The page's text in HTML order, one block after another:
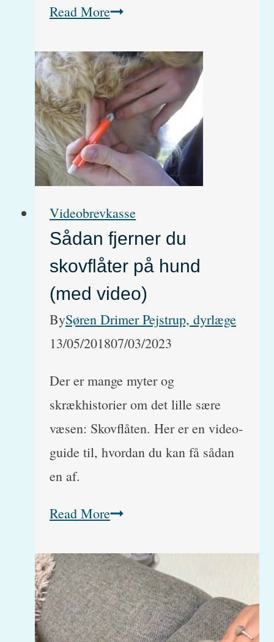
Read MoreRejse
kæledyr
TIL
Danmark
fra
USA
(og
lande
udenfor
EU)
Videobrevkasse
Sådan fjerner du
skovflåter på hund
(med video)
BySøren Drimer Pejstrup, dyrlæge
13/05/201807/03/2023
Der er mange myter og
skrækhistorier om det lille sære
væsen: Skovflåten. Her er en video-
guide til, hvordan du kan få sådan
en af.
Read MoreSådan
du
skovflåter
på
hund